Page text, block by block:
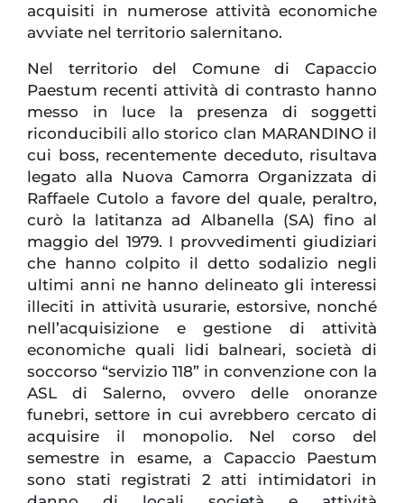
acquisiti in numerose attività economiche
avviate nel territorio salernitano.
Nel territorio del Comune di Capaccio
Paestum recenti attività di contrasto hanno
messo in luce la presenza di soggetti
riconducibili allo storico clan MARANDINO il
cui boss, recentemente deceduto, risultava
legato alla Nuova Camorra Organizzata di
Raffaele Cutolo a favore del quale, peraltro,
curò la latitanza ad Albanella (SA) fino al
maggio del 1979. I provvedimenti giudiziari
che hanno colpito il detto sodalizio negli
ultimi anni ne hanno delineato gli interessi
illeciti in attività usurarie, estorsive, nonché
nell’acquisizione e gestione di attività
economiche quali lidi balneari, società di
soccorso “servizio 118” in convenzione con la
ASL di Salerno, ovvero delle onoranze
funebri, settore in cui avrebbero cercato di
acquisire il monopolio. Nel corso del
semestre in esame, a Capaccio Paestum
sono stati registrati 2 atti intimidatori in